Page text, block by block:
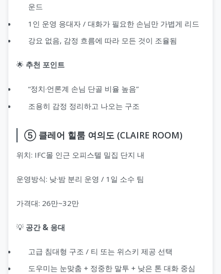
운드
1인 운영 응대자 / 대화가 필요한 손님만 가볍게 리드
강요 없음, 감정 흐름에 따라 모든 것이 조율됨
🌟 추천 포인트
“정치·언론계 손님 단골 비율 높음”
조용히 감정 정리하고 나오는 구조
⑤ 클레어 힐룸 여의도 (CLAIRE ROOM)
위치: IFC몰 인근 오피스텔 밀집 단지 내
운영방식: 낮·밤 분리 운영 / 1일 소수 팀
가격대: 26만~32만
💡 공간 & 응대
고급 침대형 구조 / 티 또는 위스키 제공 선택
도우미는 눈맞춤 + 정중한 말투 + 낮은 톤 대화 중심